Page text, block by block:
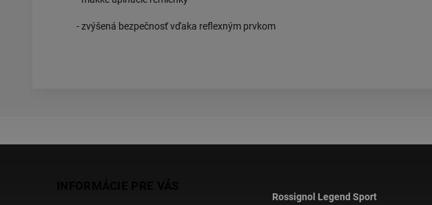
- zvýšená bezpečnosť vďaka reflexným prvkom
Rossignol Legend Sport